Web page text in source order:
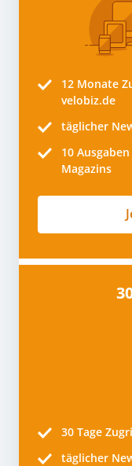
12 Monate
velobiz.de
täglicher
10
Magazins
30 Tage
täglicher